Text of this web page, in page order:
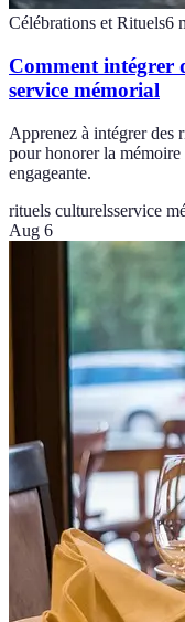
Célébrations et Rituels6
Comment intégrer
service mémorial
Apprenez à intégrer des
pour honorer la mémoire
engageante.
rituels culturelsservice
Aug 6